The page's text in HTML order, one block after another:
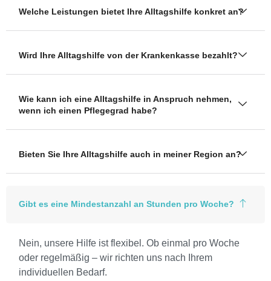
Welche Leistungen bietet Ihre Alltagshilfe konkret an?
Wird Ihre Alltagshilfe von der Krankenkasse bezahlt?
Wie kann ich eine Alltagshilfe in Anspruch nehmen,
wenn ich einen Pflegegrad habe?
Bieten Sie Ihre Alltagshilfe auch in meiner Region an?
Gibt es eine Mindestanzahl an Stunden pro Woche?
Nein, unsere Hilfe ist flexibel. Ob einmal pro Woche
oder regelmäßig – wir richten uns nach Ihrem
individuellen Bedarf.